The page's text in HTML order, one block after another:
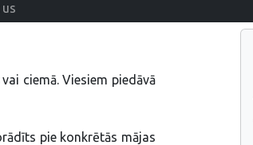
ciemā. Viesiem piedāvā
pie konkrētās mājas